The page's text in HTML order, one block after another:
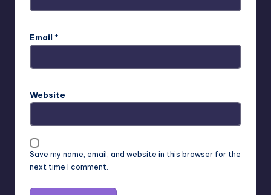
Email *
Website
Save my name, email, and website in this browser for the
next time I comment.